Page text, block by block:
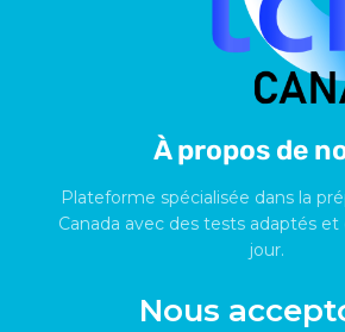
À propos de
Plateforme spécialisée dans la
Canada avec des tests adaptés et
jour.
Nous